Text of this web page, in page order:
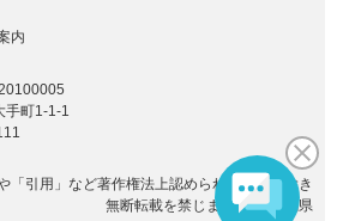
内
手町1-1-1
「引用」など著作権法上認められた場合を除き
無断転載を禁じます。(C)群馬県